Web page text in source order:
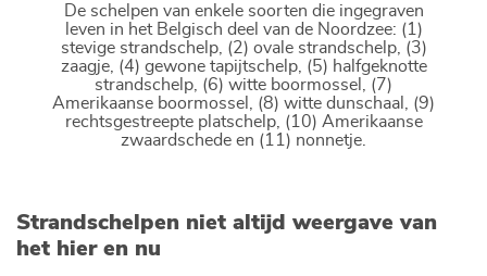
De schelpen van enkele soorten die ingegraven
leven in het Belgisch deel van de Noordzee: (1)
stevige strandschelp, (2) ovale strandschelp, (3)
zaagje, (4) gewone tapijtschelp, (5) halfgeknotte
strandschelp, (6) witte boormossel, (7)
Amerikaanse boormossel, (8) witte dunschaal, (9)
rechtsgestreepte platschelp, (10) Amerikaanse
zwaardschede en (11) nonnetje.
Strandschelpen niet altijd weergave van
het hier en nu